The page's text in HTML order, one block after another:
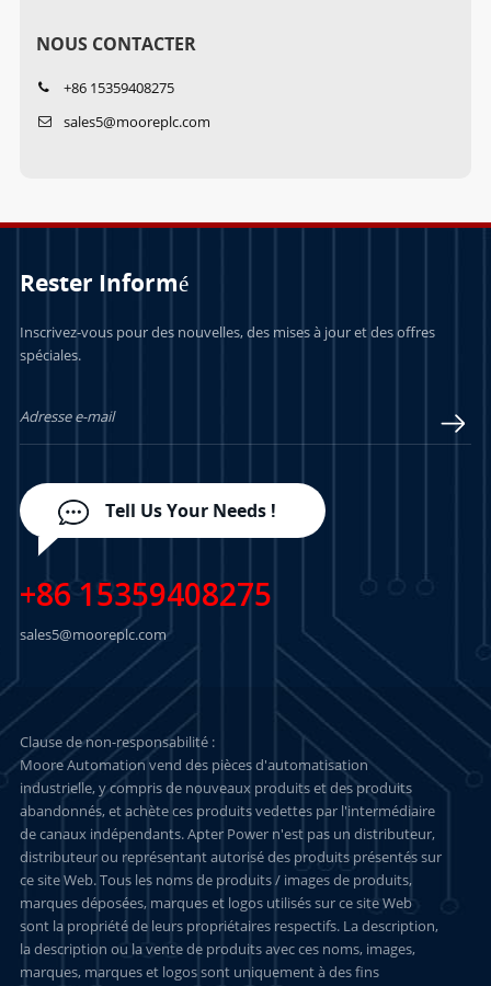
NOUS CONTACTER
+86 15359408275
sales5@mooreplc.com
Rester Informé
Inscrivez-vous pour des nouvelles, des mises à jour et des offres
spéciales.
Tell Us Your Needs !
+86 15359408275
sales5@mooreplc.com
Clause de non-responsabilité :
Moore Automation vend des pièces d'automatisation
industrielle, y compris de nouveaux produits et des produits
abandonnés, et achète ces produits vedettes par l'intermédiaire
de canaux indépendants. Apter Power n'est pas un distributeur,
distributeur ou représentant autorisé des produits présentés sur
ce site Web. Tous les noms de produits / images de produits,
marques déposées, marques et logos utilisés sur ce site Web
sont la propriété de leurs propriétaires respectifs. La description,
la description ou la vente de produits avec ces noms, images,
marques, marques et logos sont uniquement à des fins